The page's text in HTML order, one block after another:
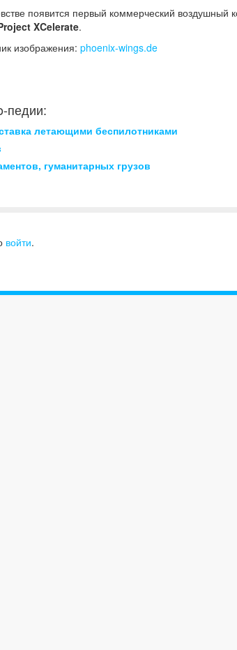
появится первый коммерческий воздушный
XCelerate.
изображения: phoenix-wings.de
педии:
летающими беспилотниками
гуманитарных грузов
войти.